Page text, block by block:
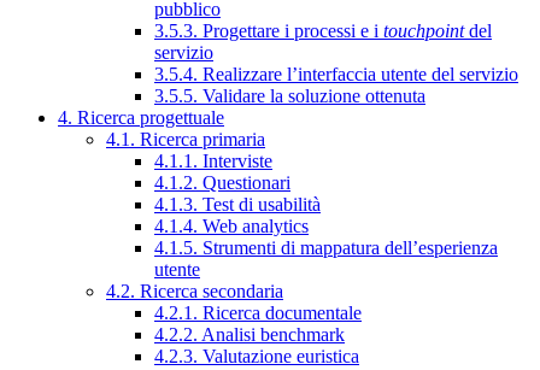
pubblico
3.5.3. Progettare i processi e i touchpointdel
servizio
3.5.4. Realizzare l’interfaccia utente del servizio
3.5.5. Validare la soluzione ottenuta
4. Ricerca progettuale
4.1. Ricerca primaria
4.1.1. Interviste
4.1.2. Questionari
4.1.3. Test di usabilità
4.1.4. Web analytics
4.1.5. Strumenti di mappatura dell’esperienza
utente
4.2. Ricerca secondaria
4.2.1. Ricerca documentale
4.2.2. Analisi benchmark
4.2.3. Valutazione euristica